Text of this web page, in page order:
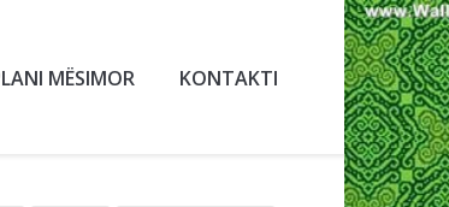
MËSIMOR KONTAKTI